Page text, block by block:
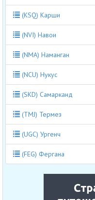
(KSQ) Карши
(NVI) Навои
(NMA) Наманган
(NCU) Нукус
(SKD) Самарканд
(TMJ) Термез
(UGC) Ургенч
(FEG) Фергана